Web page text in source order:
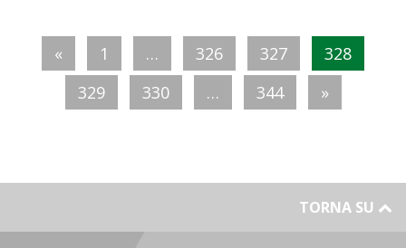
« 1 … 326 327
328
329
330 … 344 »
TORNA SU